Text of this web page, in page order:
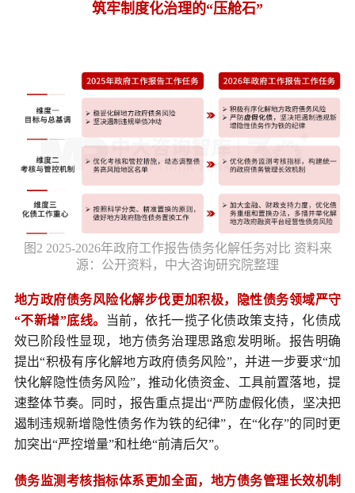
筑牢制度化治理的“压舱石”
图2 2025-2026年政府工作报告债务化解任务对比 资料来
源：公开资料，中大咨询研究院整理
地方政府债务风险化解步伐更加积极，隐性债务领域严守
“不新增”底线。
当前，依托一揽子化债政策支持，化债成
效已阶段性显现，地方债务治理思路愈发明晰。报告明确
提出“积极有序化解地方政府债务风险”，并进一步要求“加
快化解隐性债务风险”，推动化债资金、工具前置落地，提
速整体节奏。同时，报告重点提出“严防虚假化债，坚决把
遏制违规新增隐性债务作为铁的纪律”，在“化存”的同时更
加突出“严控增量”和杜绝“前清后欠”。
债务监测考核指标体系更加全面，地方债务管理长效机制